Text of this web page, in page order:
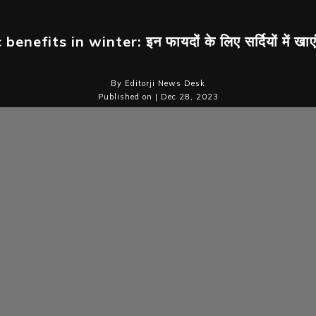
in winter: इन फायदों के लिए सर्दियों में
By Editorji News Desk
Published on | Dec 28, 2023